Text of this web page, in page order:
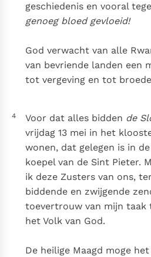
geschiedenis en vooral
genoeg bloed gevloeid!
God verwacht van alle
van bevriende landen een
tot vergeving en tot
4 Voor dat alles bidden de
vrijdag 13 mei in het
wonen, dat gelegen is in
koepel van de Sint Pieter.
ik deze Zusters van ons,
biddende en zwijgende
toevertrouw van mijn taak
het Volk van God.
De heilige Maagd moge